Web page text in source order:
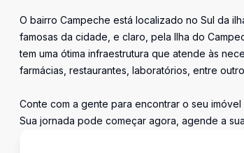
O bairro Campeche está localizado no Sul da
famosas da cidade, e claro, pela Ilha do
tem uma ótima infraestrutura que atende às
farmácias, restaurantes, laboratórios, entre
Conte com a gente para encontrar o seu
Sua jornada pode começar agora, agende a